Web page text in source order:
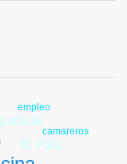
El País
justicia
empleo
camareros